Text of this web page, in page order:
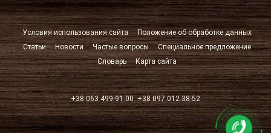
Условия использования сайта
Положение об обработке данных
Статьи
Новости Частые вопросы
Специальное предложение
Словарь
Карта сайта
+38 063 499-91-00 +38 097 012-38-52